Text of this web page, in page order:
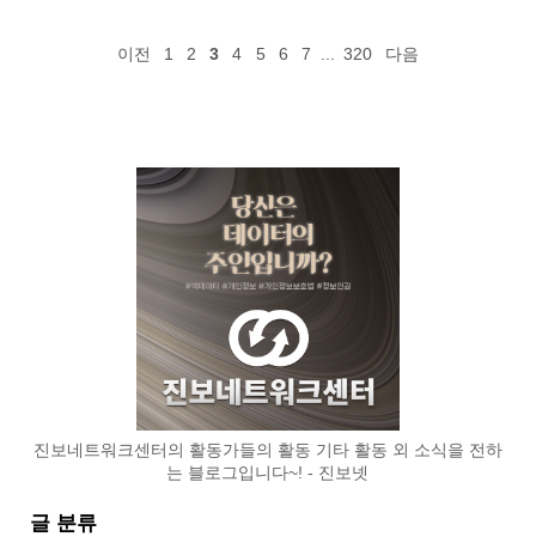
이전 1 2 3 4 5 6 7 320 다음
진보네트워크센터의 활동가들의 활동 기타 활동 외 소식을 전하
는 블로그입니다~!
진보넷
글 분류